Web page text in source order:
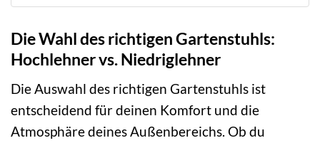
Die Wahl des richtigen Gartenstuhls:
Hochlehner vs. Niedriglehner
Die Auswahl des richtigen Gartenstuhls ist
entscheidend für deinen Komfort und die
Atmosphäre deines Außenbereichs. Ob du